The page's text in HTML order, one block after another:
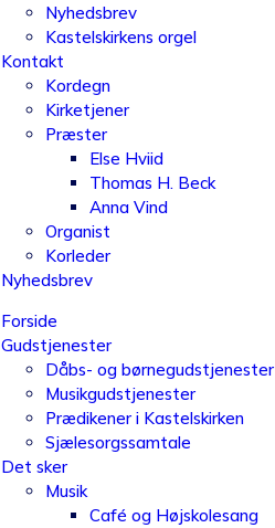
Nyhedsbrev
Kastelskirkens orgel
Kontakt
Kordegn
Kirketjener
Præster
Else Hviid
Thomas H. Beck
Anna Vind
Organist
Korleder
Nyhedsbrev
Forside
Gudstjenester
Dåbs- og børnegudstjenester
Musikgudstjenester
Prædikener i Kastelskirken
Sjælesorgssamtale
Det sker
Musik
Café og Højskolesang